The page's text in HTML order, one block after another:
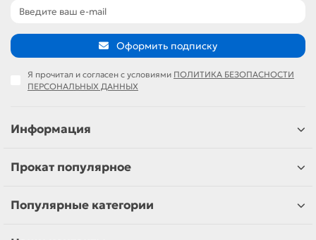
Оформить подписку
Я прочитал и согласен с условиями ПОЛИТИКА БЕЗОПАСНОСТИ
ПЕРСОНАЛЬНЫХ ДАННЫХ
Информация
Прокат популярное
Популярные категории